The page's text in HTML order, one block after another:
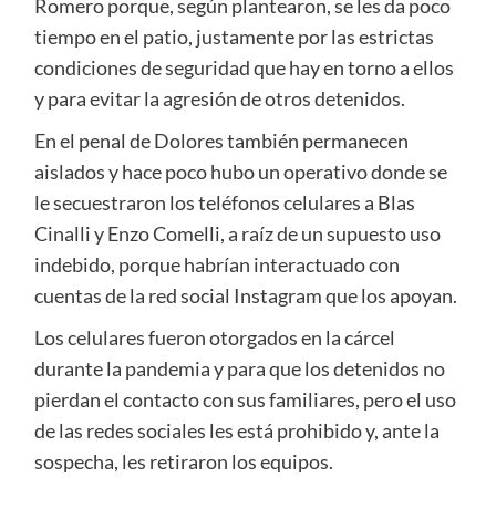
Romero porque, según plantearon, se les da poco
tiempo en el patio, justamente por las estrictas
condiciones de seguridad que hay en torno a ellos
y para evitar la agresión de otros detenidos.
En el penal de Dolores también permanecen
aislados y hace poco hubo un operativo donde se
le secuestraron los teléfonos celulares a Blas
Cinalli y Enzo Comelli, a raíz de un supuesto uso
indebido, porque habrían interactuado con
cuentas de la red social Instagram que los apoyan.
Los celulares fueron otorgados en la cárcel
durante la pandemia y para que los detenidos no
pierdan el contacto con sus familiares, pero el uso
de las redes sociales les está prohibido y, ante la
sospecha, les retiraron los equipos.